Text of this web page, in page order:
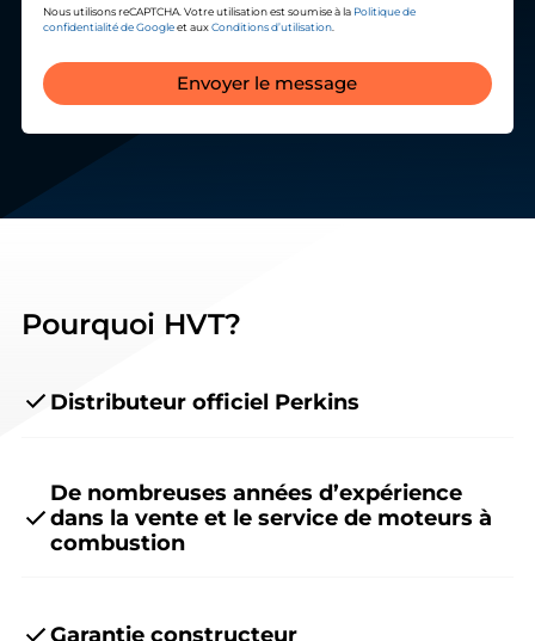
Nous utilisons reCAPTCHA. Votre utilisation est soumise à la Politique de
confidentialité de Googleet auxConditions d’utilisation.
Envoyer le message
Pourquoi HVT?
Distributeur officiel Perkins
De nombreuses années d’expérience
dans la vente et le service de moteurs à
combustion
Garantie constructeur